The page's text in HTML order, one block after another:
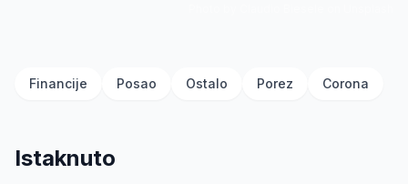
Financije Posao Ostalo Porez Corona
Istaknuto